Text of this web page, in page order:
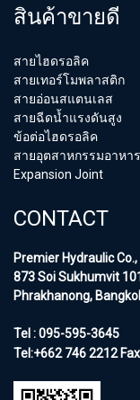
สินค้าขายดี
สายไฮดรอลิค
สายเทอร์โมพลาสติก
สายอ่อนสแตนเลส
สายฉีดน้ำแรงดันสูง
ข้อต่อไฮดรอลิค
สายอุตสาหกรรมอาหาร
Expansion Joint
CONTACT
Premier Hydraulic Co.,
873 Soi Sukhumvit
Phrakhanong,
Tel : 095-595-3645
Tel:+662 746 2212